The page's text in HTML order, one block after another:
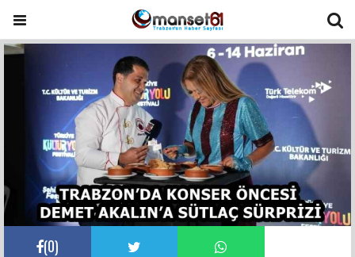
(0)